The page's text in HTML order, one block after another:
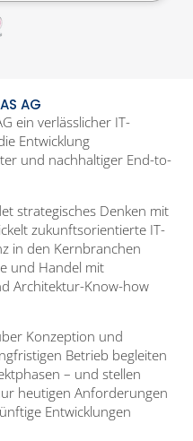
AG
ein verlässlicher IT-
Entwicklung
und nachhaltiger End-to-
strategisches Denken mit
zukunftsorientierte IT-
in den Kernbranchen
und Handel mit
Architektur-Know-how
Konzeption und
Betrieb begleiten
– und stellen
heutigen Anforderungen
Entwicklungen